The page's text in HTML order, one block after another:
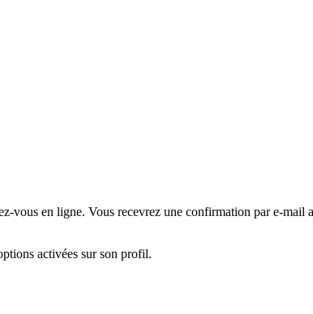
en ligne. Vous recevrez une confirmation par e-mail
activées sur son profil.